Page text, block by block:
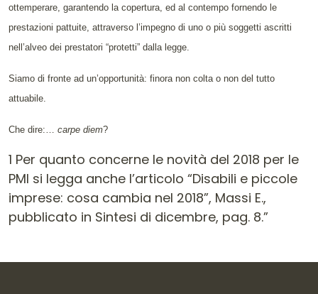
ottemperare, garantendo la copertura, ed al contempo fornendo le
prestazioni pattuite, attraverso l’impegno di uno o più soggetti ascritti
nell’alveo dei prestatori “protetti” dalla legge.
Siamo di fronte ad un’opportunità: finora non colta o non del tutto
attuabile.
Che dire:… carpe diem?
1 Per quanto concerne le novità del 2018 per le
PMI si legga anche l’articolo “Disabili e piccole
imprese: cosa cambia nel 2018”, Massi E.,
pubblicato in Sintesi di dicembre, pag. 8.”